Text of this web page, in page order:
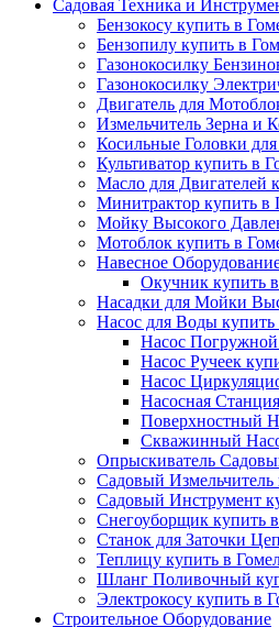
Садовая Техника и
Бензокосу купить в
Бензопилу купить в
Газонокосилку
Газонокосилку
Двигатель для
Измельчитель Зерна и
Косильные Головки
Культиватор купить в
Масло для Двигателей
Минитрактор купить в
Мойку Высокого
Мотоблок купить в
Навесное
Окучник купить
Насадки для Мойки
Насос для Воды купить
Насос Погружной
Насос Ручеек
Насос
Насосная
Поверхностный
Скважинный
Опрыскиватель
Садовый Измельчитель
Садовый Инструмент
Снегоуборщик купить
Станок для Заточки
Теплицу купить в
Шланг Поливочный
Электрокосу купить в
Строительное Оборудование